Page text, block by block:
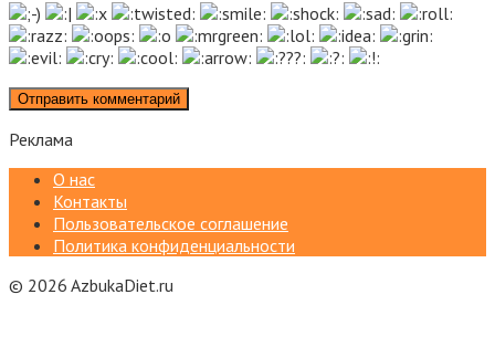
Реклама
О нас
Контакты
Пользовательское соглашение
Политика конфиденциальности
© 2026 AzbukaDiet.ru